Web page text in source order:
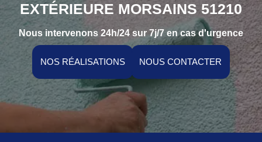
EXTÉRIEURE MORSAINS 51210
Nous intervenons 24h/24 sur 7j/7 en cas d'urgence
NOS RÉALISATIONS NOUS CONTACTER